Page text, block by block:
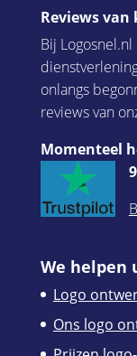
Reviews
Bij
onlangs
reviews van
Momenteel
We helpen
Logo
Ons logo